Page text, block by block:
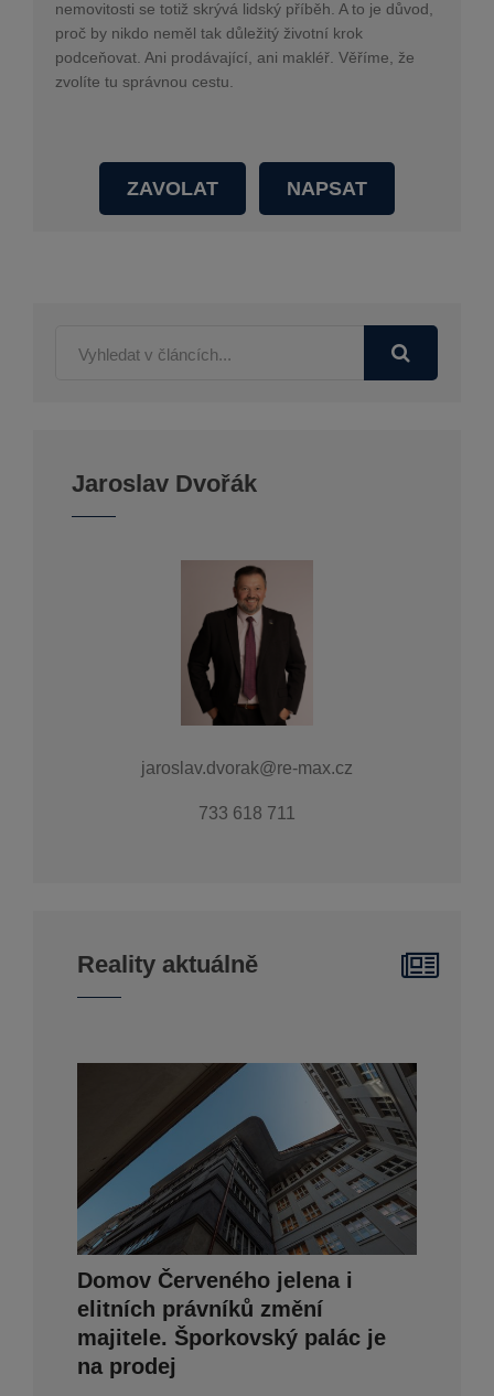
nemovitosti se totiž skrývá lidský příběh. A to je důvod,
proč by nikdo neměl tak důležitý životní krok
podceňovat. Ani prodávající, ani makléř. Věříme, že
zvolíte tu správnou cestu.
ZAVOLAT NAPSAT
Jaroslav Dvořák
jaroslav.dvorak@re-max.cz
733 618 711
Reality aktuálně
Domov Červeného jelena i
elitních právníků změní
majitele. Šporkovský palác je
na prodej